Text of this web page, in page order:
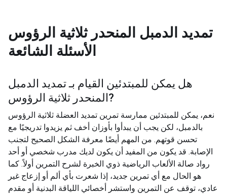
تمديد الدمبل المنحدر ثلاثية الرؤوس
الأسئلة الشائعة
هل يمكن للمبتدئين القيام بـ تمديد الدمبل
المنحدر ثلاثية الرؤوس?
نعم، يمكن للمبتدئين ممارسة تمرين تمديد العضلة ثلاثية الرؤوس
بالدمبل، لكن يجب أن يبدأوا بأوزان أخف ثم يزيدوا تدريجيًا مع
تحسن قوتهم. من المهم أيضًا معرفة الشكل الصحيح لتجنب
الإصابة. قد يكون من المفيد أن يكون لديك مدرب شخصي أو أحد
رواد صالة الألعاب الرياضية ذوي الخبرة لشرح التمرين أولاً. كما
هو الحال مع أي تمرين جديد، إذا شعرت بأي ألم أو إزعاج غير
عادي، توقف عن التمرين واستشر أخصائي اللياقة البدنية أو مقدم